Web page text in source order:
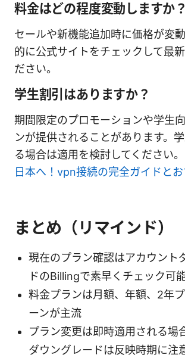
料金はどの程度変動しますか？
セールや新機能追加時に価格が変
的に公式サイトをチェックして最
ださい。
学生割引はありますか？
期間限定のプロモーションや学生
ンが提供されることがあります。
る場合は適用を検討してください。
日本へ！vpn接続の完全ガイドとお
まとめ（リマインド）
現在のプラン確認はアカウント
ドのBillingで素早くチェック可
料金プランは月額、年額、2年
ーンが主流
プラン変更は即時適用される場
ダウングレードは反映時期に注